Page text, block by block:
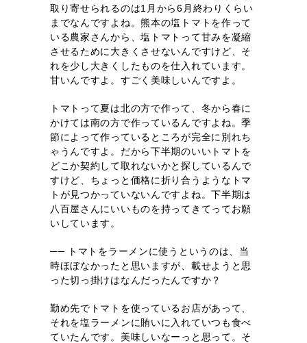
取り寄せられるのは1月から6月終わりくらい
までなんですよね。熊本の塩トマトを作って
いる農家さんから、塩トマトって甘みを凝縮
させるために大きくさせないんですけど、そ
れを少し大きくしたものを仕入れています。
甘いんですよ。すごく美味しいんですよ。
トマトって夏は北の方で作って、冬から春に
かけては南の方で作っているんですよね。季
節によって作っているところが完全に別れち
ゃうんですよ。だから下半期のいいトマトを
どこか契約して取れないかと探しているんで
すけど、ちょっと価格に折り合うようなトマ
トが見つかっていないんですよね。下半期は
八百屋さんにいいものを持ってきてってお願
いしています。
── トマトをラーメンに使うというのは、当
時ほぼなかったと思いますが、載せようと思
った切っ掛けはなんだったんですか？
勤め先でトマトを使っているお店があって、
それを塩ラーメンに賄いに入れていつも食べ
ていたんです。美味しいなーっと思って。そ